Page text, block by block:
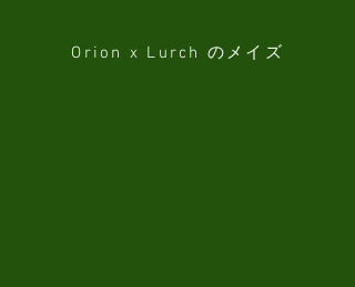
Orion x Lurch のメイズ